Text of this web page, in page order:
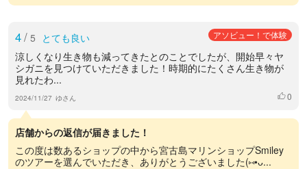
4/ 5 とても良い アソビュー！で体験
涼しくなり生き物も減ってきたとのことでしたが、開始早々ヤ
シガニを見つけていただきました！時期的にたくさん生き物が
見れたわ...
2024/11/27 ゆさん いいね
0
店舗からの返信が届きました！
この度は数あるショップの中から宮古島マリンショップSmiley
のツアーを選んでいただき、ありがとうございました(⑅•ᴗ...